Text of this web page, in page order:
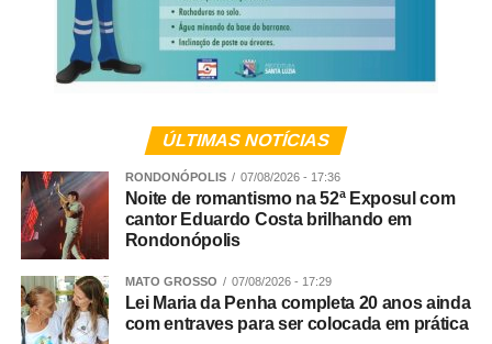
para qualificar e apoiar microempreendedores
individuais
Para Andreia, estabelecer regras e dizer “não” continua
sendo uma das principais responsabilidades da família. A
diferença está na forma como esses limites são
apresentados.
“Ser firme não significa ser agressivo. Uma atitude
simples e muito eficaz é abaixar-se para ficar na altura da
criança, estabelecer contato visual e falar com uma voz
ÚLTIMAS NOTÍCIAS
RONDONÓPOLIS 07/08/2026 - 17:36
Noite de romantismo na 52ª Exposul com
cantor Eduardo Costa brilhando em
Rondonópolis
MATO GROSSO 07/08/2026 - 17:29
Lei Maria da Penha completa 20 anos ainda
com entraves para ser colocada em prática